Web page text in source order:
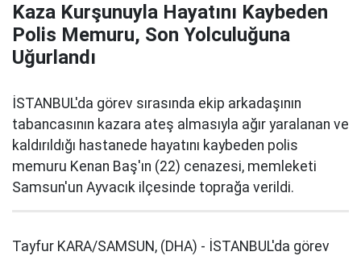
Kaza Kurşunuyla Hayatını Kaybeden
Polis Memuru, Son Yolculuğuna
Uğurlandı
İSTANBUL'da görev sırasında ekip arkadaşının
tabancasının kazara ateş almasıyla ağır yaralanan ve
kaldırıldığı hastanede hayatını kaybeden polis
memuru Kenan Baş'ın (22) cenazesi, memleketi
Samsun'un Ayvacık ilçesinde toprağa verildi.
Tayfur KARA/SAMSUN, (DHA) - İSTANBUL'da görev